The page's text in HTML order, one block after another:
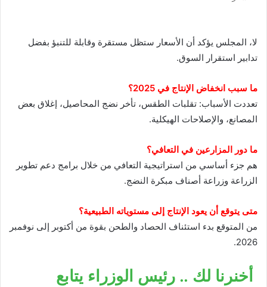
لا، المجلس يؤكد أن الأسعار ستظل مستقرة وقابلة للتنبؤ بفضل
تدابير استقرار السوق.
ما سبب انخفاض الإنتاج في 2025؟
تعددت الأسباب: تقلبات الطقس، تأخر نضج المحاصيل، إغلاق بعض
المصانع، والإصلاحات الهيكلية.
ما دور المزارعين في التعافي؟
هم جزء أساسي من استراتيجية التعافي من خلال برامج دعم تطوير
الزراعة وزراعة أصناف مبكرة النضج.
متى يتوقع أن يعود الإنتاج إلى مستوياته الطبيعية؟
من المتوقع بدء استئناف الحصاد والطحن بقوة من أكتوبر إلى نوفمبر
2026.
أخنرنا لك .. رئيس الوزراء يتابع